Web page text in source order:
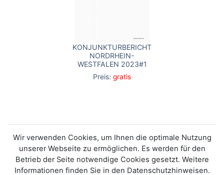
KONJUNKTURBERICHT
NORDRHEIN-
WESTFALEN 2023#1
Preis: gratis
Wir verwenden Cookies, um Ihnen die optimale Nutzung
unserer Webseite zu ermöglichen. Es werden für den
Betrieb der Seite notwendige Cookies gesetzt. Weitere
Informationen finden Sie in den Datenschutzhinweisen.